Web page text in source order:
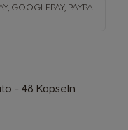
GOOGLEPAY, PAYPAL
- 48 Kapseln